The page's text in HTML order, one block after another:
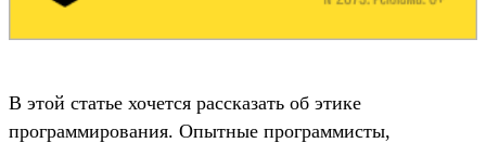
В этой статье хочется рассказать об этике
программирования. Опытные программисты,